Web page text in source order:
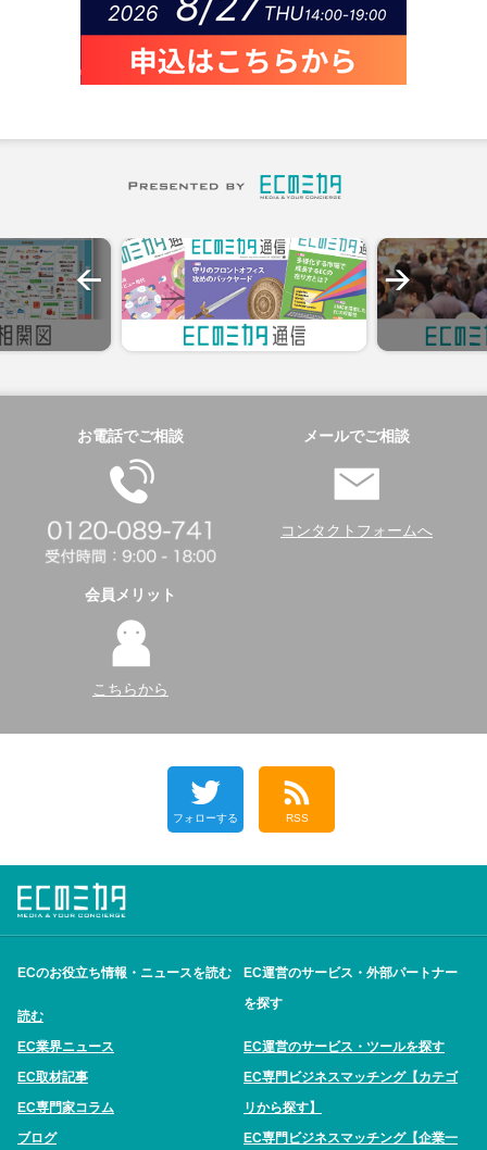
お電話でご相談 メールでご相談
コンタクトフォームへ
会員メリット
こちらから
フォローする RSS
ECのお役立ち情報・ニュースを読む
読む
EC業界ニュース
EC取材記事
EC専門家コラム
ブログ
EC運営のサービス・外部パートナー
を探す
EC運営のサービス・ツールを探す
EC専門ビジネスマッチング【カテゴ
リから探す】
EC専門ビジネスマッチング【企業一